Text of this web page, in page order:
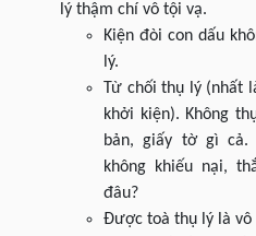
lý thậm chí vô tội vạ.
Kiện đòi con dấu
lý.
Từ chối thụ lý (nhất
khởi kiện). Không
bản, giấy tờ gì cả.
không khiếu nại,
đâu?
Được toà thụ lý là vô